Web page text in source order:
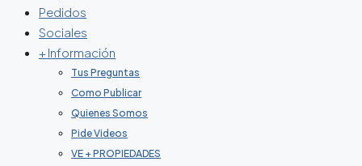
Pedidos
Sociales
+ Información
Tus Preguntas
Como Publicar
Quienes Somos
Pide Videos
VE + PROPIEDADES